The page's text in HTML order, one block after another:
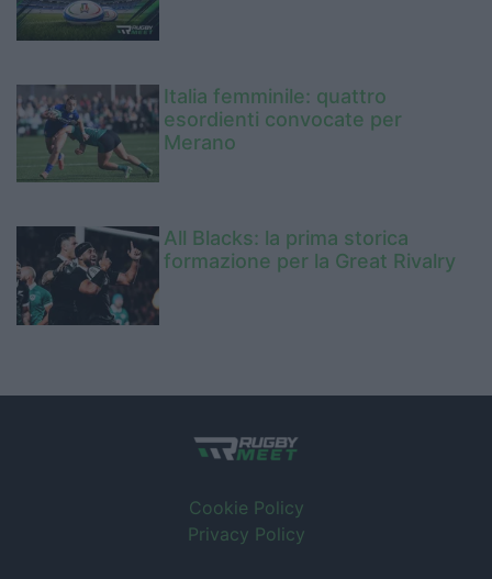
Italia femminile: quattro
esordienti convocate per
Merano
All Blacks: la prima storica
formazione per la Great Rivalry
Cookie Policy
Privacy Policy